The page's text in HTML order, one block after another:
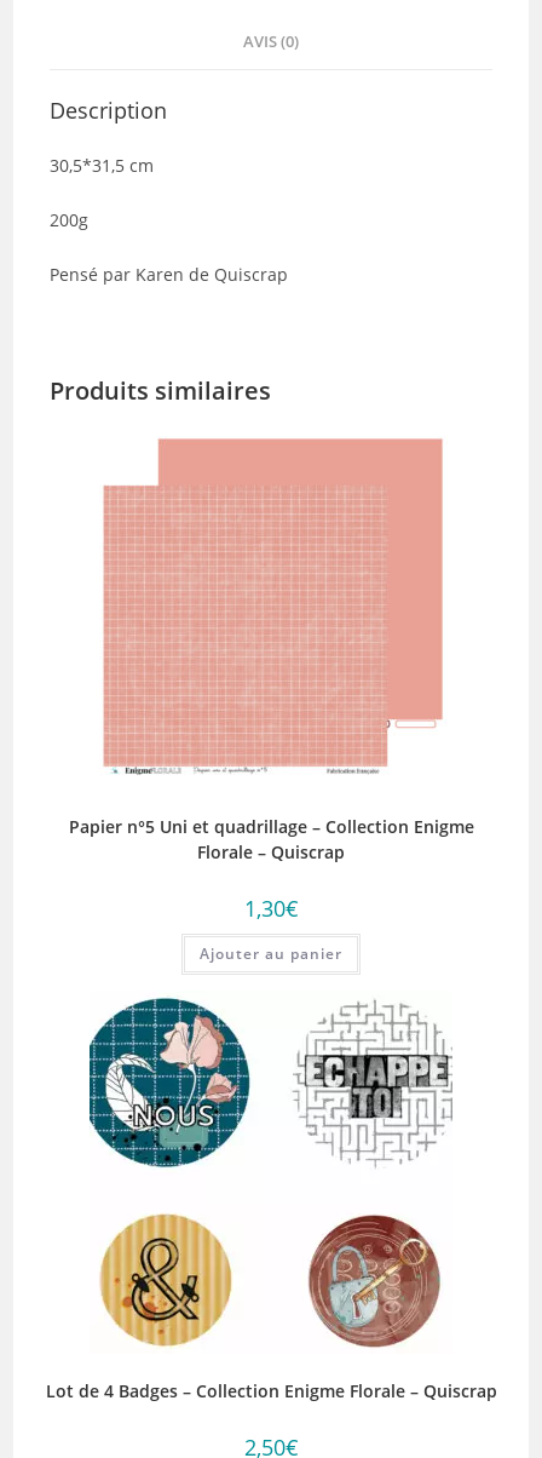
AVIS (0)
Description
30,5*31,5 cm
200g
Pensé par Karen de Quiscrap
Produits similaires
Papier n°5 Uni et quadrillage – Collection Enigme
Florale – Quiscrap
1,30€
Ajouter au panier
Lot de 4 Badges – Collection Enigme Florale – Quiscrap
2,50€